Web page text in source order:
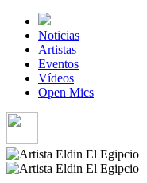
Noticias
Artistas
Eventos
Vídeos
Open Mics